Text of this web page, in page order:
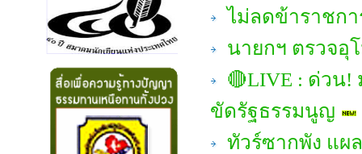
ไม่ลดข้าราชก
นายกฯ ตรวจอุ
🔴LIVE : ด่วน!
ขัดรัฐธรรมนูญ
ทัวร์ซากพัง แผ